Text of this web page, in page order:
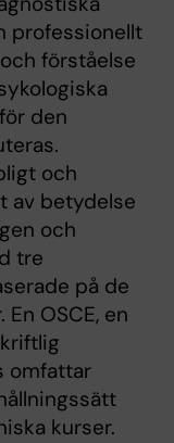
professionellt
förståelse
den
och
av betydelse
och
tre
på de
OSCE, en
omfattar
kurser.